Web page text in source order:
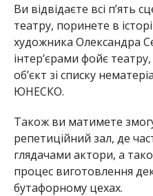
Ви відвідаєте всі п’ять
театру, поринете в
художника Олександра
інтер’єрами фойє
об’єкт зі списку
ЮНЕСКО.
Також ви матимете
репетиційний зал, де
глядачами актори, а
процес виготовлення
бутафорному цехах.